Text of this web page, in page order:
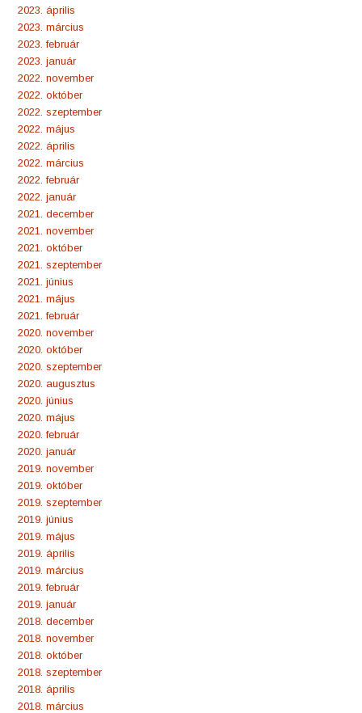
2023. április
2023. március
2023. február
2023. január
2022. november
2022. október
2022. szeptember
2022. május
2022. április
2022. március
2022. február
2022. január
2021. december
2021. november
2021. október
2021. szeptember
2021. június
2021. május
2021. február
2020. november
2020. október
2020. szeptember
2020. augusztus
2020. június
2020. május
2020. február
2020. január
2019. november
2019. október
2019. szeptember
2019. június
2019. május
2019. április
2019. március
2019. február
2019. január
2018. december
2018. november
2018. október
2018. szeptember
2018. április
2018. március